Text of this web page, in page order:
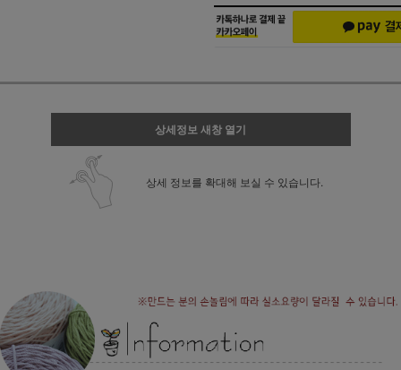
상세정보 새창 열기
상세 정보를 확대해 보실 수 있습니다.